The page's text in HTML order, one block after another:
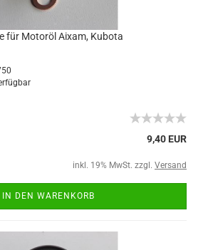
für Motoröl Aixam, Kubota
9,40 EUR
inkl. 19% MwSt. zzgl. Versand
IN DEN WARENKORB